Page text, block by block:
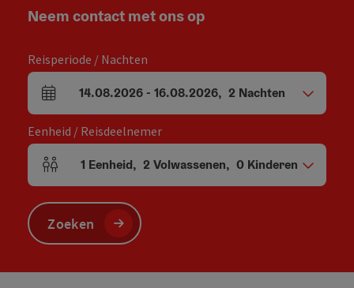
Neem contact met ons op
Reisperiode / Nachten
Velden voor aankomst en vertrek
14.08.2026- 16.08.2026, 2 Nachten
Eenheid / Reisdeelnemer
Aantal eenheden en persoonsvelden
1 Eenheid, 2 Volwassenen, 0 Kinderen
Zoeken